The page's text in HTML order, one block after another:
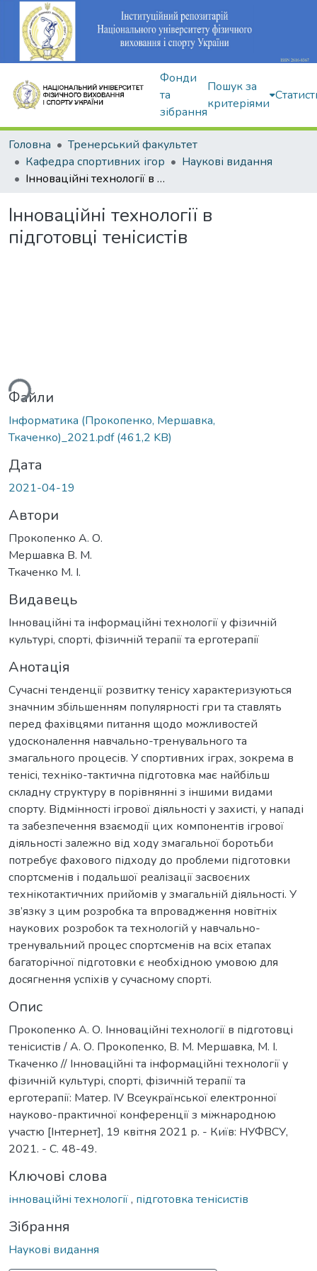
Фонди
та
зібрання
Пошук за
критеріями
Головна
Тренерський факультет
Кафедра спортивних ігор
Наукові видання
Інноваційні технології в підготовці тенісистів
Інноваційні технології в
підготовці тенісистів
Файли
Інформатика (Прокопенко, Мершавка,
Ткаченко)_2021.pdf(461,2 KB)
Дата
2021-04-19
Автори
Прокопенко А. О.
Мершавка В. М.
Ткаченко М. І.
Видавець
Інноваційні та інформаційні технології у фізичній
культурі, спорті, фізичній терапії та ерготерапії
Анотація
Сучасні тенденції розвитку тенісу характеризуються
значним збільшенням популярності гри та ставлять
перед фахівцями питання щодо можливостей
удосконалення навчально-тренувального та
змагального процесів. У спортивних іграх, зокрема в
тенісі, техніко-тактична підготовка має найбільш
складну структуру в порівнянні з іншими видами
спорту. Відмінності ігрової діяльності у захисті, у нападі
та забезпечення взаємодії цих компонентів ігрової
діяльності залежно від ходу змагальної боротьби
потребує фахового підходу до проблеми підготовки
спортсменів і подальшої реалізації засвоєних
технікотактичних прийомів у змагальній діяльності. У
зв’язку з цим розробка та впровадження новітніх
наукових розробок та технологій у навчально-
тренувальний процес спортсменів на всіх етапах
багаторічної підготовки є необхідною умовою для
досягнення успіхів у сучасному спорті.
Опис
Прокопенко А. О. Інноваційні технології в підготовці
тенісистів / А. О. Прокопенко, В. М. Мершавка, М. І.
Ткаченко // Інноваційні та інформаційні технології у
фізичній культурі, спорті, фізичній терапії та
ерготерапії: Матер. ІV Всеукраїнської електронної
науково-практичної конференції з міжнародною
участю [Інтернет], 19 квітня 2021 р. - Київ: НУФВСУ,
2021. - С. 48-49.
Ключові слова
інноваційні технології, підготовка тенісистів
Зібрання
Наукові видання